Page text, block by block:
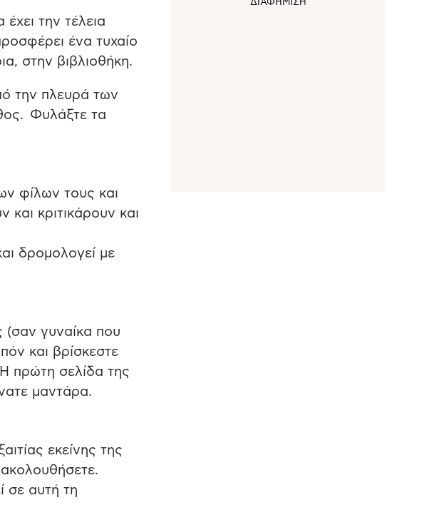
την τέλεια
ένα τυχαίο
στην βιβλιοθήκη.
την πλευρά των
Φυλάξτε τα
φίλων τους και
κριτικάρουν και
δρομολογεί με
(σαν γυναίκα που
και βρίσκεστε
πρώτη σελίδα της
μαντάρα.
εκείνης της
σε αυτή τη